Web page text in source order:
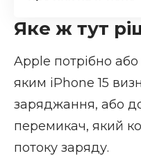
Яке ж тут
Apple потрібно
яким iPhone 15
заряджання, або
перемикач, який
потоку заряду.